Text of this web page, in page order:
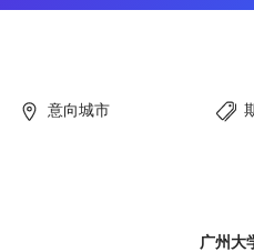
意向城市
广州大